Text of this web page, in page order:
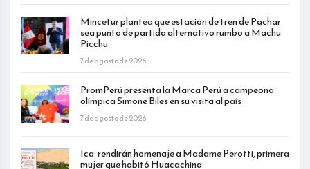
Mincetur plantea que estación de tren de Pachar
sea punto de partida alternativo rumbo a Machu
Picchu
7 de agosto de 2026
PromPerú presenta la Marca Perú a campeona
olímpica Simone Biles en su visita al país
7 de agosto de 2026
Ica: rendirán homenaje a Madame Perotti, primera
mujer que habitó Huacachina